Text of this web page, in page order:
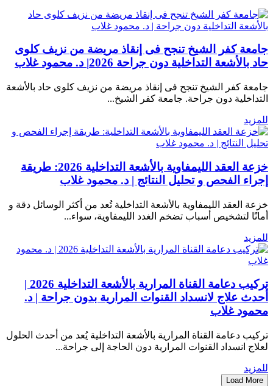
جامعة كفر الشيخ تنجح فى إنقاذ مريضة من نزيف كلوى
حاد بالأشعة التداخلية دون جراحة 2026| د. محمود غلاب
جامعة كفر الشيخ تنجح فى إنقاذ مريضة من نزيف كلوى حاد بالأشعة
التداخلية دون جراحة. جامعة كفر الشيخ...
للمزيد
خزعة العقد الليمفاوية بالأشعة التداخلية 2026: طريقة
إجراء الفحص و تحليل النتائج | د. محمود غلاب
خزعة العقد الليمفاوية بالأشعة التداخلية تُعد من أكثر الوسائل دقة و
أمانًا لتشخيص أسباب تضخم الغدد الليمفاوية، سواء...
للمزيد
تركيب دعامة القناة المرارية بالأشعة التداخلية 2026 |
أحدث علاج لانسداد القنوات المرارية بدون جراحة | د.
محمود غلاب
تركيب دعامة القناة المرارية بالأشعة التداخلية يُعد من أحدث الحلول
لعلاج انسداد القنوات المرارية دون الحاجة إلى جراحة...
للمزيد
Load More